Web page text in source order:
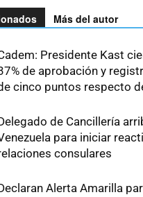
Más del autor
Presidente Kast
de aprobación y
cinco puntos respecto
de Cancillería
para iniciar
consulares
Alerta Amarilla